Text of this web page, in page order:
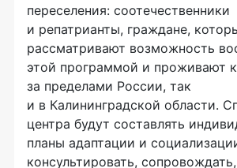
переселения: соотечественники
и репатрианты, граждане,
рассматривают возможность
этой программой и проживают
за пределами России, так
и в Калининградской области.
центра будут составлять
планы адаптации и
консультировать,